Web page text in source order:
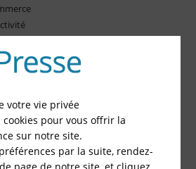
votre vie privée
pour vous offrir la
sur notre site.
par la suite, rendez-
page de notre site, et cliquez